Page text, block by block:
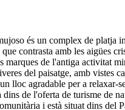
és un complex de platja
contrasta amb les aigües
marques de l'antiga activitat
del paisatge, amb
lloc agradable per a
de l'oferta de turisme de
i està situat dins del